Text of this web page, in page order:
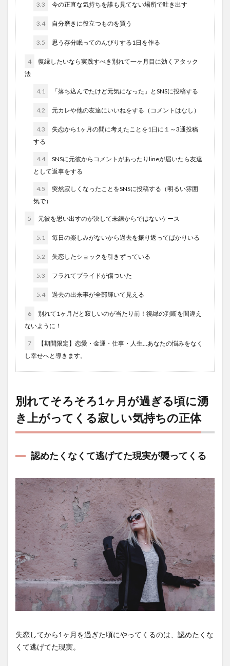
3.3 今の正直な気持ちを誰も見てない場所で吐き出す
3.4 自分磨きに役立つものを買う
3.5 思う存分眠ってのんびりする1日を作る
4
復縁したいなら実践すべき別れて一ヶ月目に効くアタック
法
4.1 「落ち込んでたけど元気になった」とSNSに投稿する
4.2 元カレや他の友達にいいねをする（コメントはなし）
4.3
失恋から1ヶ月の間に考えたことを1日に１～3通投稿
する
4.4
SNSに元彼からコメントがあったりlineが届いたら友達
として返事をする
4.5
突然寂しくなったことをSNSに投稿する（明るい雰囲
気で）
5 元彼を思い出すのが決して未練からではないケース
5.1 毎日の楽しみがないから過去を振り返ってばかりいる
5.2 失恋したショックを引きずっている
5.3 フラれてプライドが傷ついた
5.4 過去の出来事が全部輝いて見える
6
別れて1ヶ月だと寂しいのが当たり前！復縁の判断を間違え
ないように！
7
【期間限定】恋愛・金運・仕事・人生…あなたの悩みをなく
し幸せへと導きます。
別れてそろそろ1ヶ月が過ぎる頃に湧
き上がってくる寂しい気持ちの正体
認めたくなくて逃げてた現実が襲ってくる
失恋してから1ヶ月を過ぎた頃にやってくるのは、認めたくな
くて逃げてた現実。